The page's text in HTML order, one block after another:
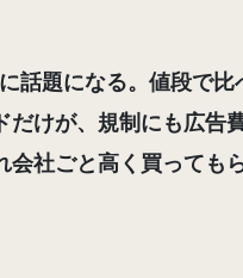
話題になる。 値段で比
けが、規制にも広告
会社ごと高く買っても